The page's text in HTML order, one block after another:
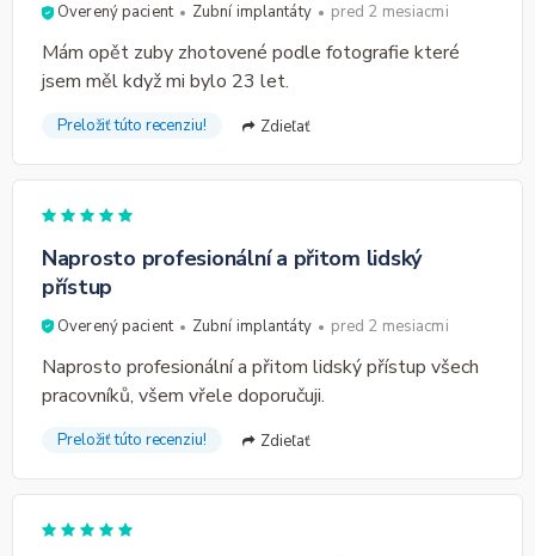
Overený pacient Zubní implantáty pred 2 mesiacmi
Mám opět zuby zhotovené podle fotografie které
jsem měl když mi bylo 23 let.
Preložiť túto recenziu! Zdieľať
Naprosto profesionální a přitom lidský
přístup
Overený pacient Zubní implantáty pred 2 mesiacmi
Naprosto profesionální a přitom lidský přístup všech
pracovníků, všem vřele doporučuji.
Preložiť túto recenziu! Zdieľať